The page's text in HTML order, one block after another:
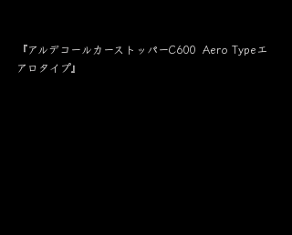
『アルデコールカーストッパーC600  Aero Typeエ
アロタイプ』